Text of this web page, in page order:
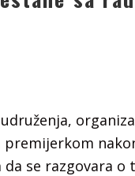
se razgovara o